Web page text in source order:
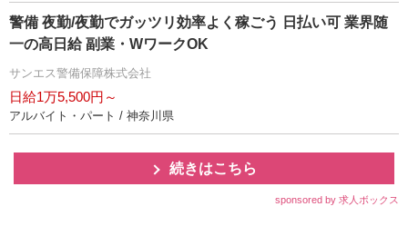
警備 夜勤/夜勤でガッツリ効率よく稼ごう 日払い可 業界随
一の高日給 副業・WワークOK
サンエス警備保障株式会社
日給1万5,500円～
アルバイト・パート / 神奈川県
続きはこちら
sponsored by 求人ボックス